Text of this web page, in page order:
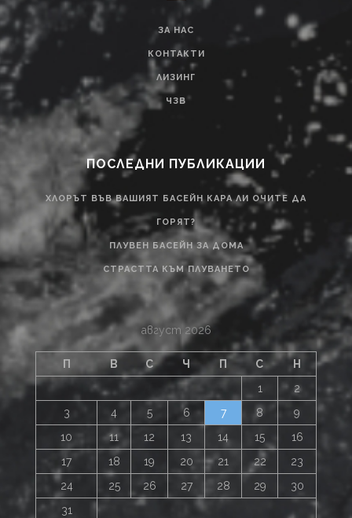
ЗА НАС
КОНТАКТИ
ЛИЗИНГ
ЧЗВ
ПОСЛЕДНИ ПУБЛИКАЦИИ
ХЛОРЪТ ВЪВ ВАШИЯТ БАСЕЙН КАРА ЛИ ОЧИТЕ ДА
ГОРЯТ?
ПЛУВЕН БАСЕЙН ЗА ДОМА
СТРАСТТА КЪМ ПЛУВАНЕТО
август 2026
П В С Ч П С
Н
1
2
3
4 5 6 7 8
9
10
11 12 13 14 15
16
17
18 19 20 21 22
23
24
25 26 27 28 29
30
31